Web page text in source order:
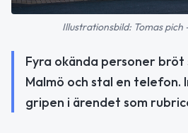
Illustrationsbild: Tomas pich
Fyra okända personer bröt
Malmö och stal en telefon.
gripen i ärendet som